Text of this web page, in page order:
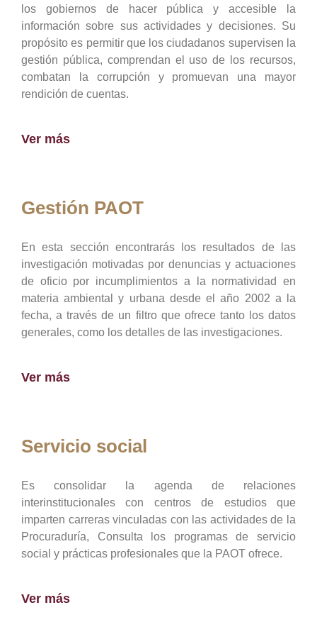
los gobiernos de hacer pública y accesible la
información sobre sus actividades y decisiones. Su
propósito es permitir que los ciudadanos supervisen la
gestión pública, comprendan el uso de los recursos,
combatan la corrupción y promuevan una mayor
rendición de cuentas.
Ver más
Gestión PAOT
En esta sección encontrarás los resultados de las
investigación motivadas por denuncias y actuaciones
de oficio por incumplimientos a la normatividad en
materia ambiental y urbana desde el año 2002 a la
fecha, a través de un filtro que ofrece tanto los datos
generales, como los detalles de las investigaciones.
Ver más
Servicio social
Es consolidar la agenda de relaciones
interinstitucionales con centros de estudios que
imparten carreras vinculadas con las actividades de la
Procuraduría, Consulta los programas de servicio
social y prácticas profesionales que la PAOT ofrece.
Ver más